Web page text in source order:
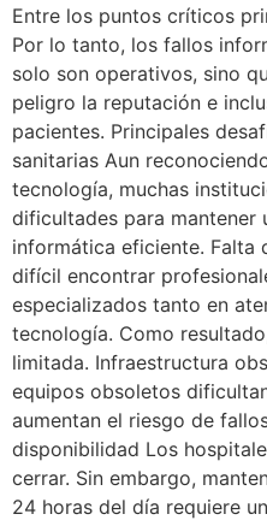
Entre los puntos críticos
Por lo tanto, los fallos
solo son operativos, sino
peligro la reputación e
pacientes. Principales
sanitarias Aun
tecnología, muchas
dificultades para mantener
informática eficiente. Falta
difícil encontrar
especializados tanto en
tecnología. Como
limitada. Infraestructura
equipos obsoletos
aumentan el riesgo de
disponibilidad Los
cerrar. Sin embargo,
24 horas del día requiere